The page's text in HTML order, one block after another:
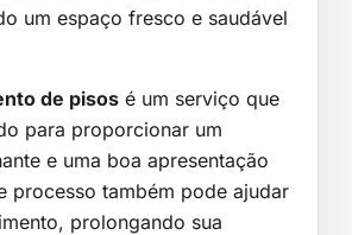
um espaço fresco e saudável
de pisos é um serviço que
para proporcionar um
e uma boa apresentação
processo também pode ajudar
prolongando sua